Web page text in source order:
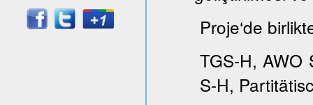
Proje‘de
TGS-H, AWO
S-H,